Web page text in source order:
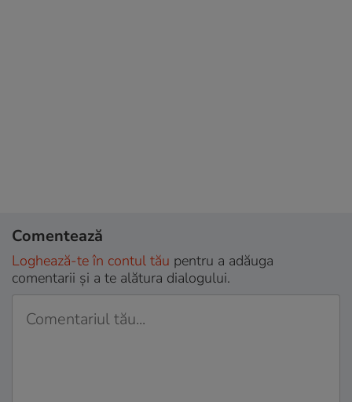
Comentează
Loghează-te în contul tău pentru a adăuga
comentarii și a te alătura dialogului.